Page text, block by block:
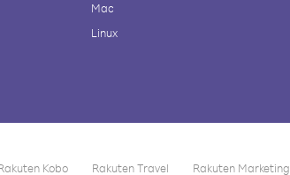
Mac
Linux
Kobo Rakuten Travel Rakuten Marketing